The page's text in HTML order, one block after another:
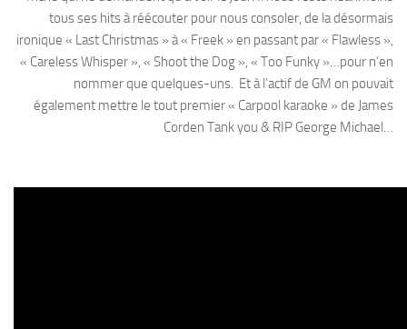
tous ses hits à réécouter pour nous consoler, de la désormais
ironique « Last Christmas » à « Freek » en passant par « Flawless »,
« Careless Whisper », « Shoot the Dog », « Too Funky »…pour n’en
nommer que quelques-uns. Et à l’actif de GM on pouvait
également mettre le tout premier « Carpool karaoke » de James
Corden Tank you & RIP George Michael…